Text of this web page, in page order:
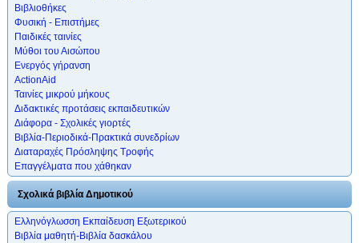
Βιβλιοθήκες
Φυσική - Επιστήμες
Παιδικές ταινίες
Μύθοι του Αισώπου
Ενεργός γήρανση
ActionAid
Ταινίες μικρού μήκους
Διδακτικές προτάσεις εκπαιδευτικών
Διάφορα - Σχολικές γιορτές
Βιβλία-Περιοδικά-Πρακτικά συνεδρίων
Διαταραχές Πρόσληψης Τροφής
Επαγγέλματα που χάθηκαν
Σχολικά βιβλία Δημοτικού
Ελληνόγλωσση Εκπαίδευση Εξωτερικού
Βιβλία μαθητή-Βιβλία δασκάλου